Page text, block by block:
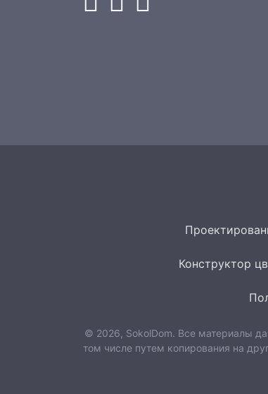
Конструктор
© 2026, SokolDom. Все материалы
том числе путем копирования на